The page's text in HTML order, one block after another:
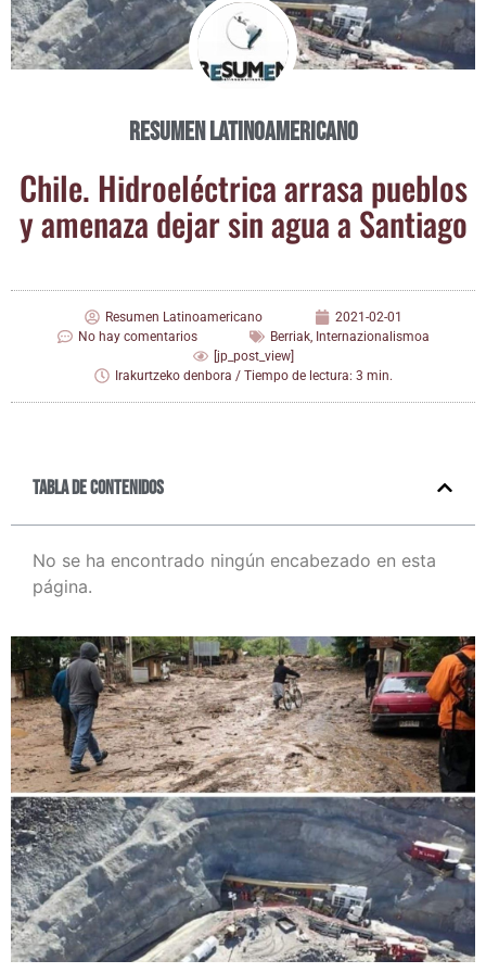
Resumen Latinoamericano
Chi­le. Hidro­eléc­tri­ca arra­sa pue­blos
y ame­na­za dejar sin agua a Santiago
Resumen Latinoamericano
2021-02-01
No hay comentarios
Berriak, Internazionalismoa
[jp_post_view]
Irakurtzeko denbora / Tiempo de lectura: 3 min.
Tabla de contenidos
No se ha encontrado ningún encabezado en esta
página.